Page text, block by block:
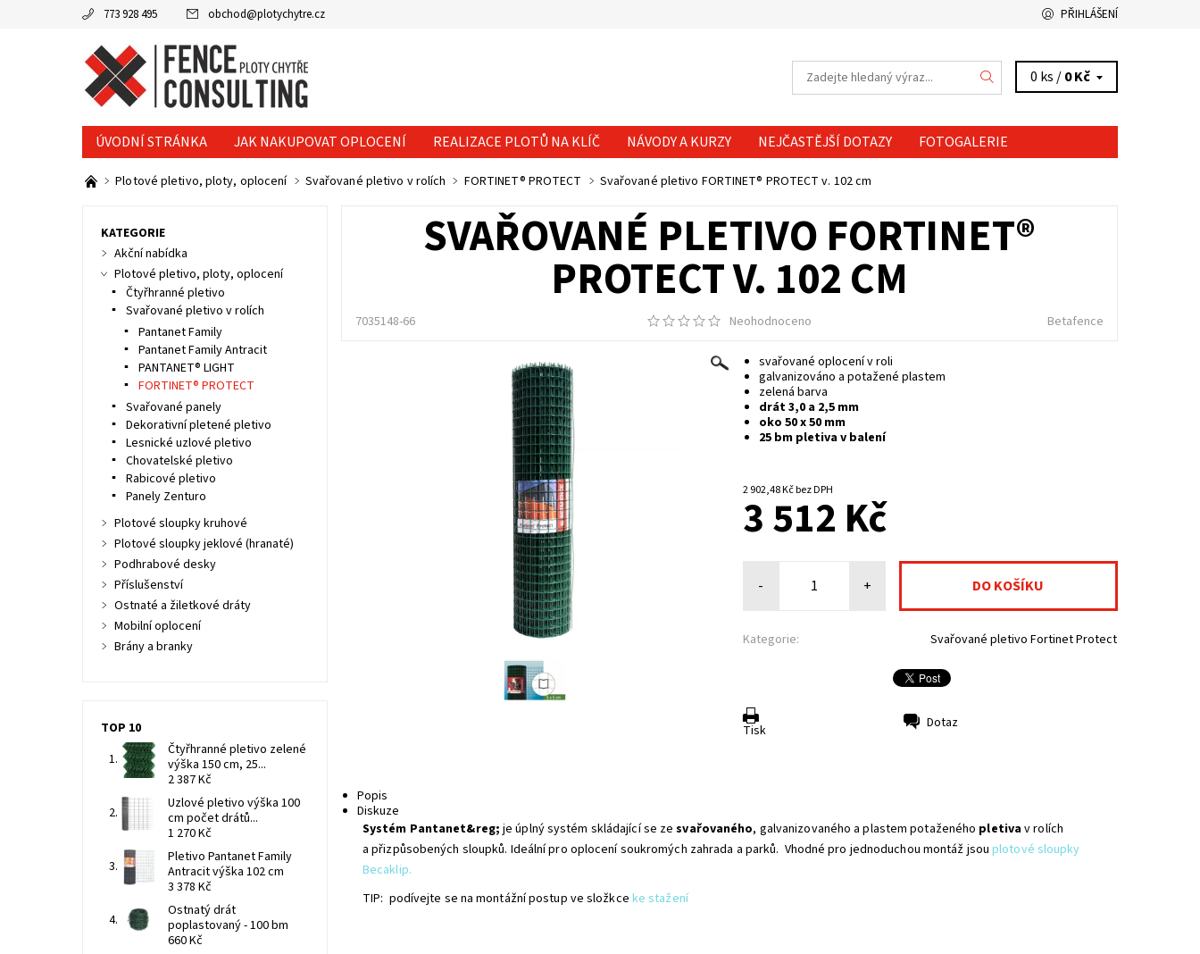
773 928 495 obchod@plotychytre.cz PŘIHLÁŠENÍ
0 ks /0 Kč
ÚVODNÍ STRÁNKA JAK NAKUPOVAT OPLOCENÍ REALIZACE PLOTŮ NA KLÍČ NÁVODY A KURZY NEJČASTĚJŠÍ DOTAZY
FOTOGALERIE
KONTAKTY
Plotové pletivo, ploty, oplocení Svařované pletivo v rolích FORTINET® PROTECT Svařované pletivo FORTINET® PROTECT v. 102 cm
SVAŘOVANÉ PLETIVO FORTINET®
PROTECT V. 102 CM
7035148-66 Neohodnoceno Betafence
svařované oplocení v roli
galvanizováno a potažené plastem
zelená barva
drát 3,0 a 2,5 mm
oko 50 x 50 mm
25 bm pletiva v balení
2 902,48 Kč bez DPH
3 512 Kč
- +
Kategorie: Svařované pletivo Fortinet Protect
Tisk Dotaz
Popis
Diskuze
Systém Pantanet&reg; je úplný systém skládající se ze svařovaného, galvanizovaného a plastem potaženého pletivav rolích
a přizpůsobených sloupků. Ideální pro oplocení soukromých zahrada a parků. Vhodné pro jednoduchou montáž jsou plotové sloupky
Becaklip.
TIP: podívejte se na montážní postup ve složkce ke stažení
KATEGORIE
Akční nabídka
Plotové pletivo, ploty, oplocení
Čtyřhranné pletivo
Svařované pletivo v rolích
Pantanet Family
Pantanet Family Antracit
PANTANET® LIGHT
FORTINET® PROTECT
Svařované panely
Dekorativní pletené pletivo
Lesnické uzlové pletivo
Chovatelské pletivo
Rabicové pletivo
Panely Zenturo
Plotové sloupky kruhové
Plotové sloupky jeklové (hranaté)
Podhrabové desky
Příslušenství
Ostnaté a žiletkové dráty
Mobilní oplocení
Brány a branky
TOP 10
Čtyřhranné pletivo zelené
výška 150 cm, 25...
2 387 Kč
Uzlové pletivo výška 100
cm počet drátů...
1 270 Kč
Pletivo Pantanet Family
Antracit výška 102 cm
3 378 Kč
Ostnatý drát
poplastovaný - 100 bm
660 Kč